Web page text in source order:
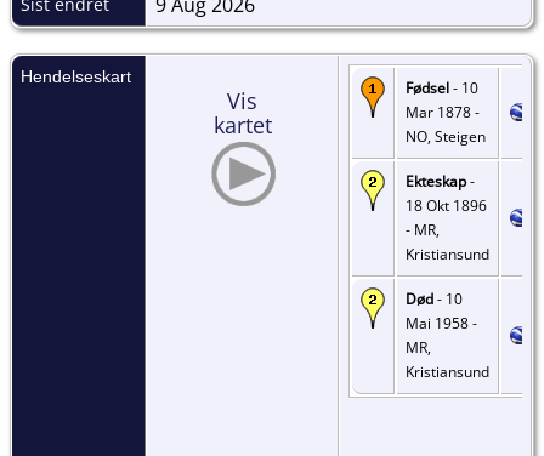
Hendelseskart
Vis
kartet
Fødsel- 10
Mar 1878 -
NO, Steigen
Ekteskap-
18 Okt 1896
- MR,
Kristiansund
Død- 10
Mai 1958 -
MR,
Kristiansund